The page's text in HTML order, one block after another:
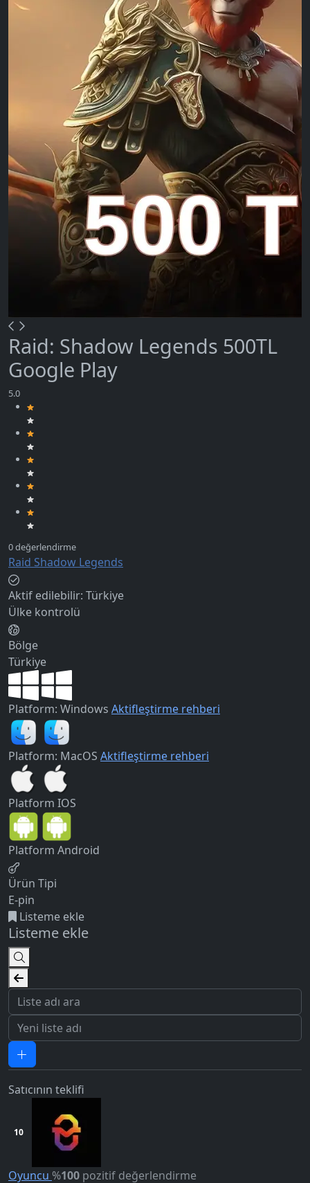
Raid: Shadow Legends 500TL
Google Play
5.0
Raid Shadow Legends
Aktif edilebilir: Türkiye
Ülke kontrolü
Bölge
Türkiye
Platform: Windows Aktifleştirme rehberi
Platform: MacOS Aktifleştirme rehberi
Platform IOS
Platform Android
Ürün Tipi
E-pin
Listeme ekle
Listeme ekle
Satıcının teklifi
10
Oyuncu %100 pozitif değerlendirme